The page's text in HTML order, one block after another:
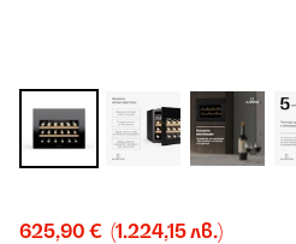
625,90 € (1.224,15 лв.)